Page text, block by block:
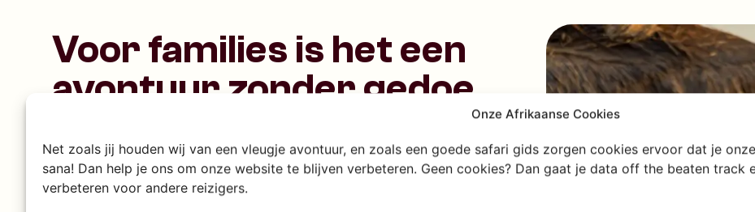
Onze Afrikaanse Cookies
Net zoals jij houden wij van een vleugje avontuur, en zoals een goede safari gids zorgen cookies ervoor dat je
sana! Dan help je ons om onze website te blijven verbeteren. Geen cookies? Dan gaat je data off the beaten
verbeteren voor andere reizigers.
Voor families is het een
avontuur zonder gedoe
ouders gelukkig van worden. De afstanden zijn overzichtelijk, de
bevolking is ontzettend gastvrij en er is altijd iets te beleven.
Spot pelikanen tijdens een boottocht door de mangroves, leer